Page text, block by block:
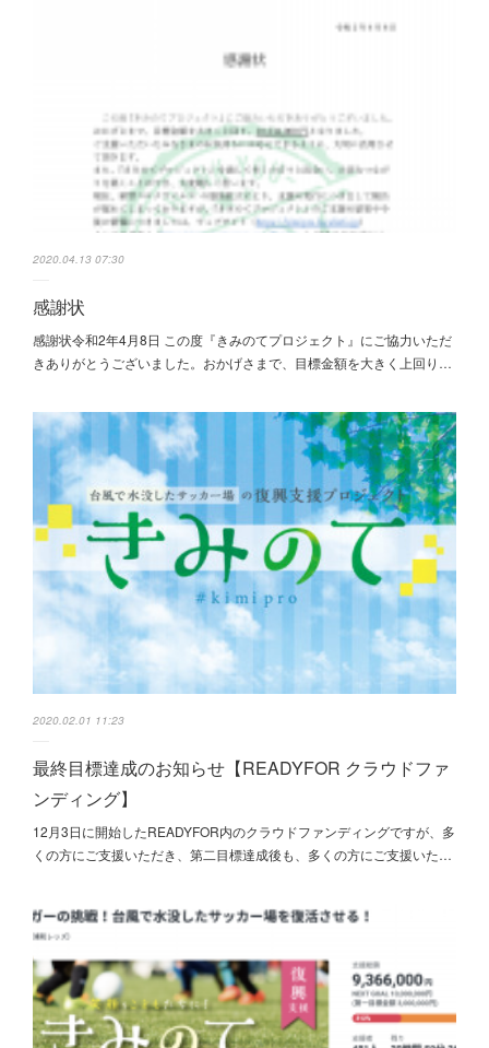
2020.04.13 07:30
感謝状
感謝状令和2年4月8日 この度『きみのてプロジェクト』にご協力いただ
きありがとうございました。おかげさまで、目標金額を大きく上回り…
2020.02.01 11:23
最終目標達成のお知らせ【READYFOR クラウドファ
ンディング】
12月3日に開始したREADYFOR内の‎クラウドファンディングですが、多
くの方にご支援いただき、第二目標達成後も、多くの方にご支援いた…